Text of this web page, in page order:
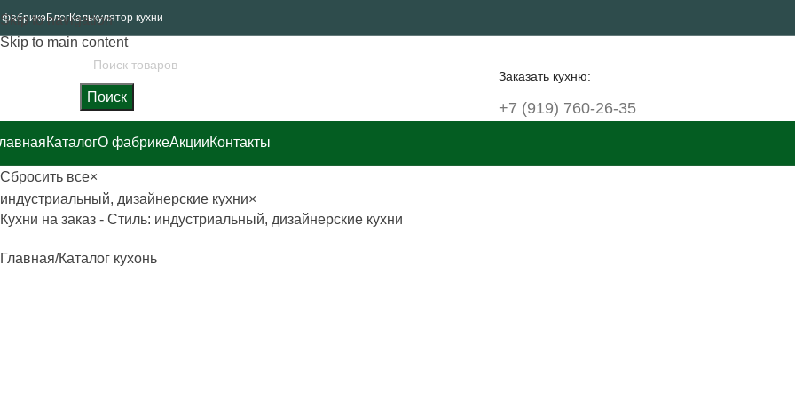
Skip to navigation
Skip to main content
БлогКалькулятор кухни
Поиск
Заказать кухню:
+7 (919) 760-26-35
КаталогО фабрикеАкцииКонтакты
Сбросить все×
индустриальный, дизайнерские кухни×
Кухни на заказ - Стиль: индустриальный, дизайнерские кухни
Главная Каталог кухонь